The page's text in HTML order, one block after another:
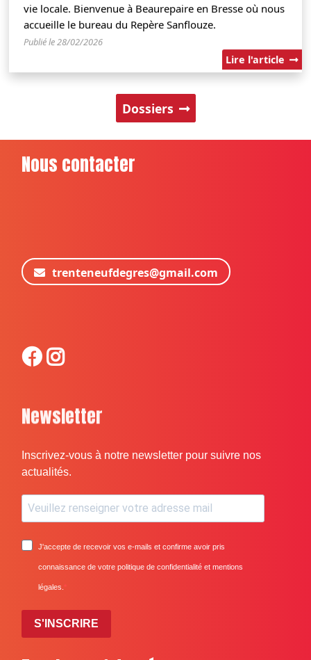
vie locale. Bienvenue à Beaurepaire en Bresse où nous
accueille le bureau du Repère Sanflouze.
Publié le 28/02/2026
Lire l'article
Dossiers
Nous contacter
trenteneufdegres@gmail.com
Newsletter
Inscrivez-vous à notre newsletter pour suivre nos
actualités.
J'accepte de recevoir vos e-mails et confirme avoir pris
connaissance de votre politique de confidentialité et mentions
légales.
S'INSCRIRE